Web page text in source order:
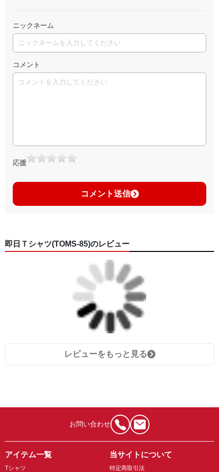
ニックネーム
コメント
応援
コメント送信
即日Ｔシャツ(TOMS-85)のレビュー
レビューをもっと見る
お問い合わせ
アイテム一覧
Tシャツ
当サイトについて
特定商取引法